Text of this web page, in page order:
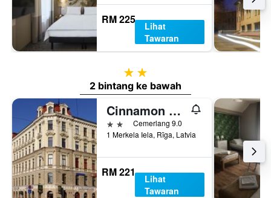
RM 225
Lihat
Tawaran
2 bintang
2 bintang ke bawah
Cinnamon Sally Backpackers Hostel
2 bintangCemerlang 9.0
1 Merkela Iela, Rīga, Latvia
RM 221
Lihat
Tawaran